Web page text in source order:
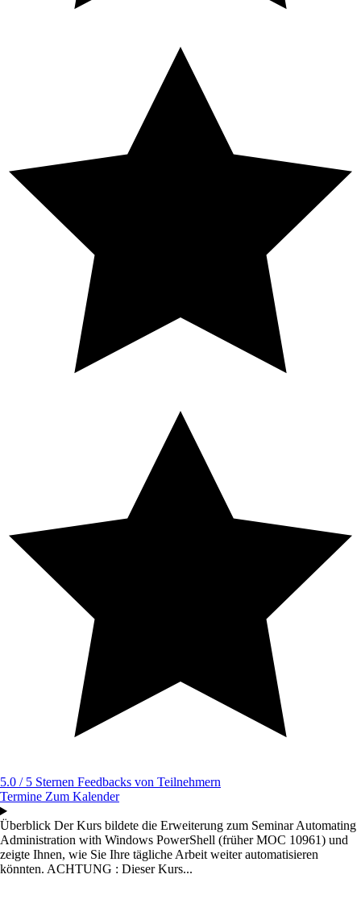
5.0 / 5 Sternen Feedbacks von Teilnehmern
Termine Zum Kalender
Überblick Der Kurs bildete die Erweiterung zum Seminar Automating
Administration with Windows PowerShell (früher MOC 10961) und
zeigte Ihnen, wie Sie Ihre tägliche Arbeit weiter automatisieren
könnten. ACHTUNG : Dieser Kurs...